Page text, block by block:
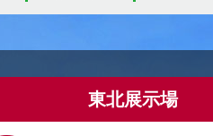
東北展示場